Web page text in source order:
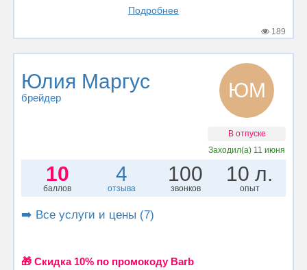
Подробнее
189
Юлия Маргус
брейдер ЮМ
В отпуске
Заходил(а) 11 июня
10
баллов
4
отзыва
100
звонков
10 л.
опыт
➡️ Все услуги и цены (7)
🎁 Cкидка 10% по промокоду Barb